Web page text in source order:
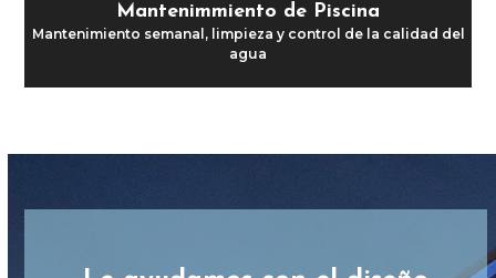
Mantenimmiento de Piscina
Mantenimiento semanal, limpieza y control de la calidad del
agua